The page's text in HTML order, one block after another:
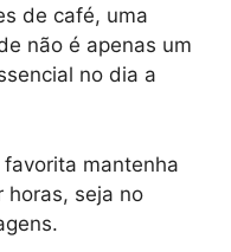
de café, uma
não é apenas um
no dia a
mantenha
horas, seja no